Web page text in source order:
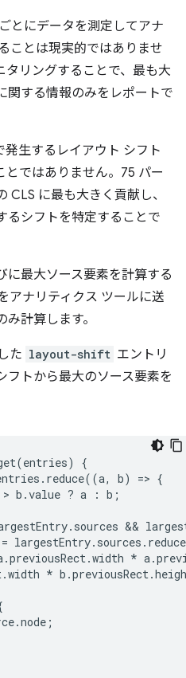
とにデータを測定してアナ
ことは現実的ではありませ
タリングすることで、最も大
関する情報のみをレポートで
発生するレイアウト シフト
とではありません。75 パー
CLS に最も大きく貢献し、
るシフトを特定することで
に最大ソース要素を計算する
アナリティクス ツールに送
計算します。
た layout-shift エントリ
フトから最大のソース要素を
(entries)
{
. reduce((a, b) => {
> b .value ? a : b ;
. sources &&
= largestEntry. sources . reduce
.previousRect .width * a .
.width * b .previousRect .
.node ;